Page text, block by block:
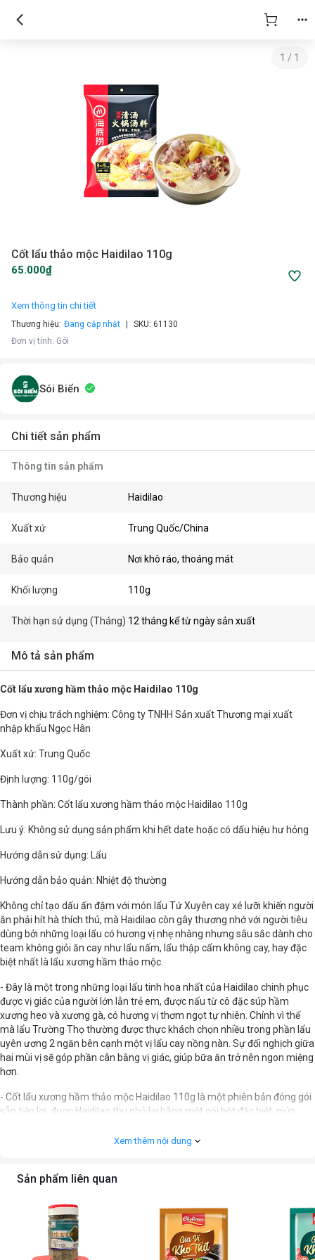
1 / 1
Cốt lẩu thảo mộc Haidilao 110g
65.000₫
Xem thông tin chi tiết
Thương hiệu: Đang cập nhật SKU: 61130
Đơn vị tính: Gói
Sói Biển
Chi tiết sản phẩm
Thông tin sản phẩm
Thương hiệu Haidilao
Xuất xứ Trung Quốc/China
Bảo quản Nơi khô ráo, thoáng mát
Khối lượng 110g
Thời hạn sử dụng (Tháng) 12 tháng kể từ ngày sản xuất
Mô tả sản phẩm
Cốt lẩu xương hầm thảo mộc Haidilao 110g
Đơn vị chịu trách nghiệm: Công ty TNHH Sản xuất Thương mại xuất
nhập khẩu Ngọc Hân
Xuất xứ: Trung Quốc
Định lượng: 110g/gói
Thành phần: Cốt lẩu xương hầm thảo mộc Haidilao 110g
Lưu ý: Không sử dụng sản phẩm khi hết date hoặc có dấu hiệu hư hỏng
Hướng dẫn sử dụng: Lẩu
Hướng dẫn bảo quản: Nhiệt độ thường
Không chỉ tạo dấu ấn đậm với món lẩu Tứ Xuyên cay xé lưỡi khiến người
ăn phải hít hà thích thú, mà Haidilao còn gây thương nhớ với người tiêu
dùng bởi những loại lẩu có hương vị nhẹ nhàng nhưng sâu sắc dành cho
team không giỏi ăn cay như lẩu nấm, lẩu thập cẩm không cay, hay đặc
biệt nhất là lẩu xương hầm thảo mộc.
- Đây là một trong những loại lẩu tinh hoa nhất của Haidilao chinh phục
được vị giác của người lớn lẫn trẻ em, được nấu từ cô đặc súp hầm
xương heo và xương gà, có hương vị thơm ngọt tự nhiên. Chính vì thế
mà lẩu Trường Thọ thường được thực khách chọn nhiều trong phần lẩu
uyên ương 2 ngăn bên cạnh một vị lẩu cay nồng nàn. Sự đối nghịch giữa
hai mùi vị sẽ góp phần cân bằng vị giác, giúp bữa ăn trở nên ngon miệng
hơn.
- Cốt lẩu xương hầm thảo mộc Haidilao 110g là một phiên bản đóng gói
sẵn tiện lợi, được Haidilao thu nhỏ lại bằng một gói bột đặc biệt, giúp
màu trắng thơm ngọt, vì vậy mà nó còn được gọi là cốt lẩu sữa Haidilao.
xương gà càng làm cho vị nước lẩu thêm tinh túy và đậm đà. Tuy không
bắt mắt đỏ rực như lẩu cay mala nhưng với màu trắng nhẹ nhàng của
lẩu Sữa lại dễ gây cuốn hút đến người dùng ngay từ cái húp nước đầu
Xem thêm nội dung
Sản phẩm liên quan